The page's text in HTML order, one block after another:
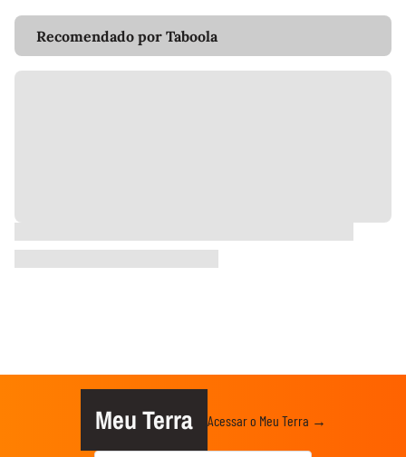
Recomendado por Taboola
Meu Terra Acessar o Meu Terra →